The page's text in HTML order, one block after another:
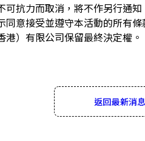
抗力而取消，將不作另行通知
同意接受並遵守本活動的所有條
）有限公司保留最終決定權。
返回最新消